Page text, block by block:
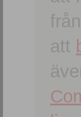
att